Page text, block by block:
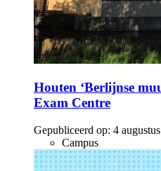
Houten ‘Berlijnse
Exam Centre
Gepubliceerd op: 4
Campus